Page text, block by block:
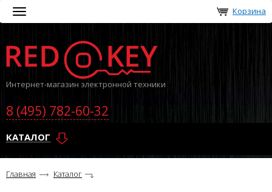
Toggle
navigation
Корзина
Интернет-магазин электронной техники
8 (495) 782-60-32
КАТАЛОГ
Главная Каталог